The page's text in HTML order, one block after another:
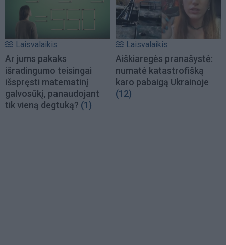
Laisvalaikis
Ar jums pakaks
išradingumo teisingai
išspręsti matematinį
galvosūkį, panaudojant
tik vieną degtuką? (1)
Laisvalaikis
Aiškiaregės pranašystė:
numatė katastrofišką
karo pabaigą Ukrainoje
(12)